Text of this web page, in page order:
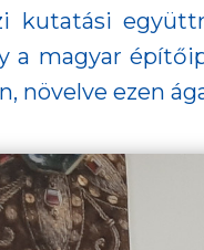
kutatási
a magyar
növelve ezen